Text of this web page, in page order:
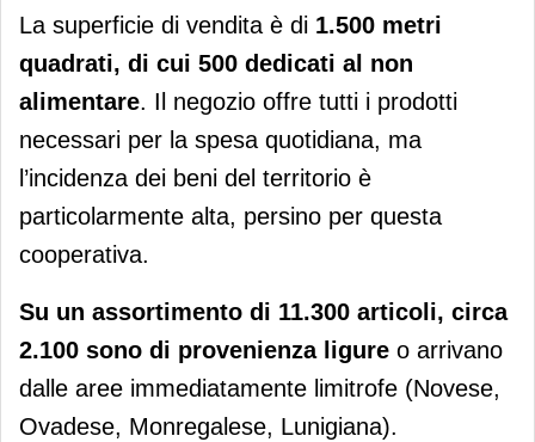
La superficie di vendita è di 1.500 metri
quadrati, di cui 500 dedicati al non
alimentare. Il negozio offre tutti i prodotti
necessari per la spesa quotidiana, ma
l’incidenza dei beni del territorio è
particolarmente alta, persino per questa
cooperativa.
Su un assortimento di 11.300 articoli, circa
2.100 sono di provenienza ligure o arrivano
dalle aree immediatamente limitrofe (Novese,
Ovadese, Monregalese, Lunigiana).